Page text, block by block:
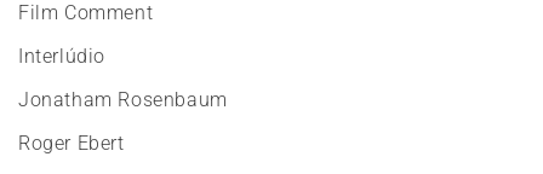
Film Comment
Interlúdio
Jonatham Rosenbaum
Roger Ebert